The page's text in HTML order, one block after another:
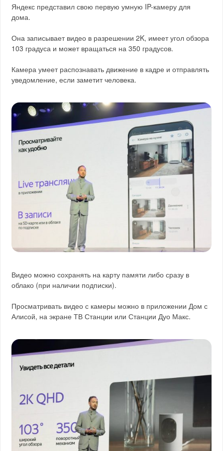
Яндекс представил свою первую умную IP-камеру для
дома.
Она записывает видео в разрешении 2K, имеет угол обзора
103 градуса и может вращаться на 350 градусов.
Камера умеет распознавать движение в кадре и отправлять
уведомление, если заметит человека.
Видео можно сохранять на карту памяти либо сразу в
облако (при наличии подписки).
Просматривать видео с камеры можно в приложении Дом с
Алисой, на экране ТВ Станции или Станции Дуо Макс.